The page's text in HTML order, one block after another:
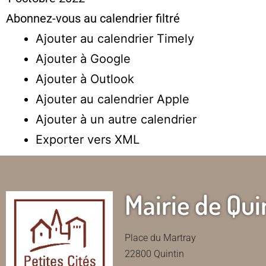
Abonnez-vous au calendrier filtré
Ajouter au calendrier Timely
Ajouter à Google
Ajouter à Outlook
Ajouter au calendrier Apple
Ajouter à un autre calendrier
Exporter vers XML
Mairie de
Place du Martray
22800 Quintin